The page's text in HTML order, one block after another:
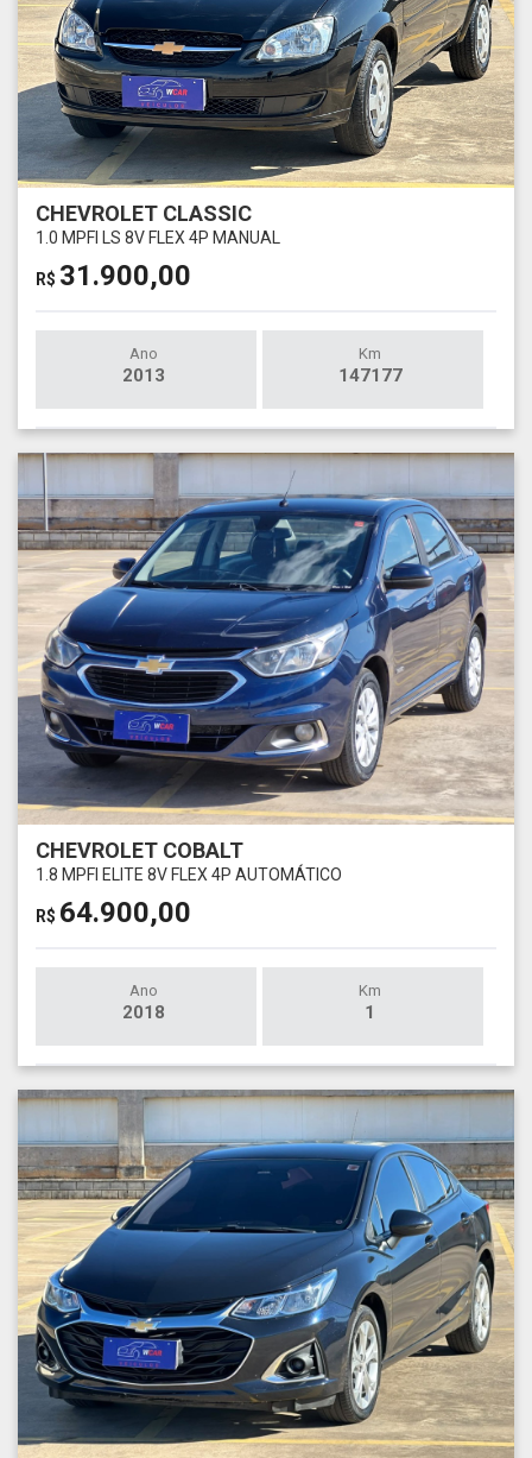
CHEVROLET CLASSIC
1.0 MPFI LS 8V FLEX 4P MANUAL
R$ 31.900,00
Ano
2013
Km
147177
CHEVROLET COBALT
1.8 MPFI ELITE 8V FLEX 4P AUTOMÁTICO
R$ 64.900,00
Ano
2018
Km
1